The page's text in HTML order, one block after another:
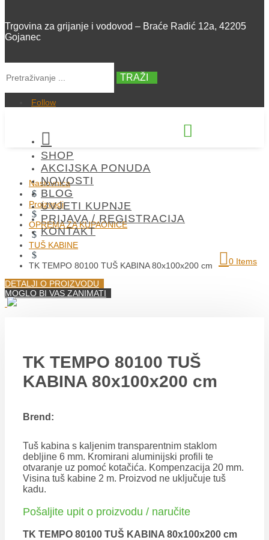
Trgovina za grijanje i vodovod – Braće Radić 12a, 42205
Gojanec
TRAŽI
Follow


SHOP
AKCIJSKA PONUDA
NOVOSTI
BLOG
UVJETI KUPNJE
PRIJAVA / REGISTRACIJA
KONTAKT
0 Items
Naslovnica
$
Proizvodi
$
OPREMA ZA KUPAONICE
$
TUŠ KABINE
$
TK TEMPO 80100 TUŠ KABINA 80x100x200 cm
DETALJI O PROIZVODU
MOGLO BI VAS ZANIMATI
TK TEMPO 80100 TUŠ
KABINA 80x100x200 cm
Brend:
Tuš kabina s kaljenim transparentnim staklom
debljine 6 mm. Kromirani aluminijski profili te
otvaranje uz pomoć kotačića. Kompenzacija 20 mm.
Visina tuš kabine 2 m. Proizvod ne uključuje tuš
kadu.
Pošaljite upit o proizvodu / naručite
TK TEMPO 80100 TUŠ KABINA 80x100x200 cm